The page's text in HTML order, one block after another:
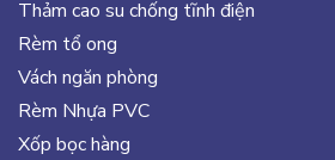
Thảm cao su chống tĩnh điện
Rèm tổ ong
Vách ngăn phòng
Rèm Nhựa PVC
Xốp bọc hàng